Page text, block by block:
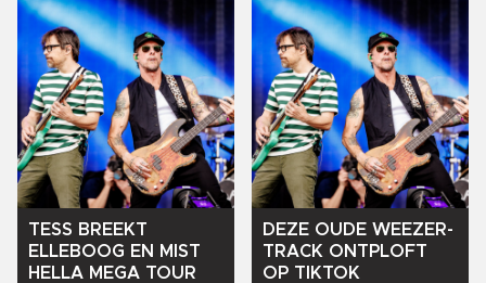
TESS BREEKT
ELLEBOOG EN
MIST
HELLA MEGA TOUR
DEZE OUDE WEEZER-
TRACK ONTPLOFT
OP TIKTOK